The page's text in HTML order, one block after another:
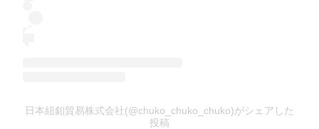
日本紐釦貿易株式会社(@chuko_chuko_chuko)がシェアした
投稿